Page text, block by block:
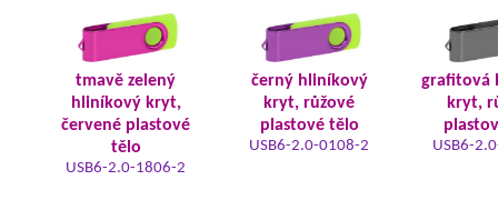
tmavě zelený
hliníkový kryt,
červené plastové
tělo
USB6-2.0-1806-2
černý hliníkový
kryt, růžové
plastové tělo
USB6-2.0-0108-2
grafitová
kryt,
USB6-